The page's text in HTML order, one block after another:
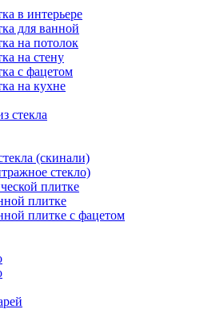
в интерьере
для ванной
на потолок
на стену
с фацетом
на кухне
стекла
(скинали)
стекло)
плитке
плитке
плитке с фацетом